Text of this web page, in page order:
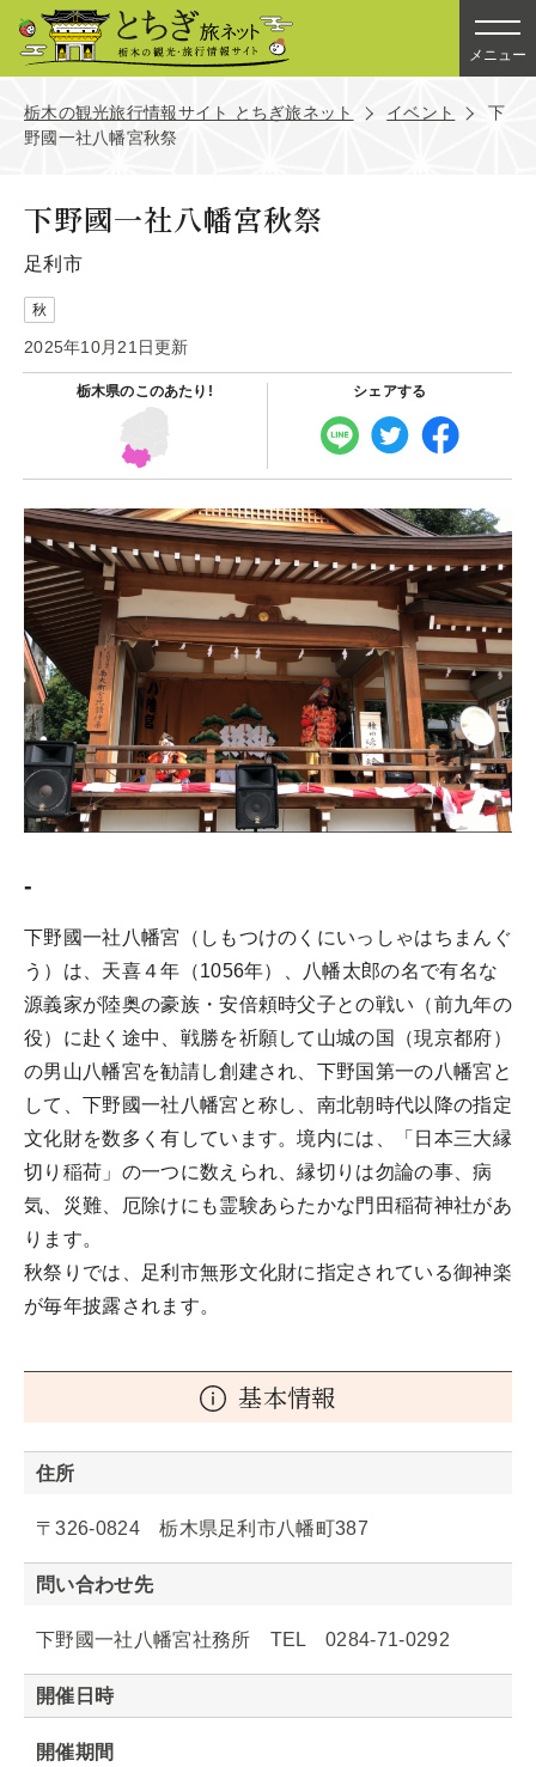
メニュー
栃木の観光旅行情報サイト とちぎ旅ネット イベント
下
野國一社八幡宮秋祭
下野國一社八幡宮秋祭
足利市
秋
2025年10月21日更新
栃木県のこのあたり! シェアする
-
下野國一社八幡宮（しもつけのくにいっしゃはちまんぐ
う）は、天喜４年（1056年）、八幡太郎の名で有名な
源義家が陸奥の豪族・安倍頼時父子との戦い（前九年の
役）に赴く途中、戦勝を祈願して山城の国（現京都府）
の男山八幡宮を勧請し創建され、下野国第一の八幡宮と
して、下野國一社八幡宮と称し、南北朝時代以降の指定
文化財を数多く有しています。境内には、「日本三大縁
切り稲荷」の一つに数えられ、縁切りは勿論の事、病
気、災難、厄除けにも霊験あらたかな門田稲荷神社があ
ります。
秋祭りでは、足利市無形文化財に指定されている御神楽
が毎年披露されます。
基本情報
住所
〒326-0824 栃木県足利市八幡町387
問い合わせ先
下野國一社八幡宮社務所 TEL 0284-71-0292
開催日時
開催期間